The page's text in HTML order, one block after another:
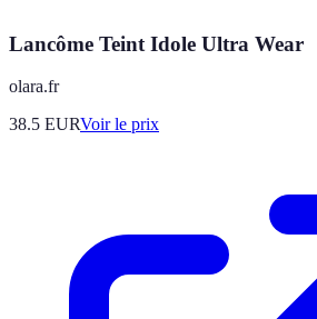
Lancôme Teint Idole Ultra Wear
olara.fr
38.5 EURVoir le prix